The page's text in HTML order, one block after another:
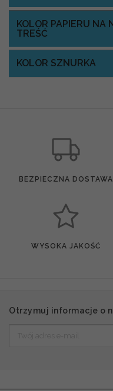
KOLOR PAPIERU NA
TREŚĆ
KOLOR SZNURKA
BEZPIECZNA DOSTAWA
WYSOKA JAKOŚĆ
Otrzymuj informacje o